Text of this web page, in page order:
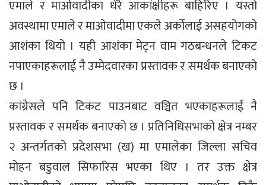
एमाले र माओवादीका धेरै आकांक्षीहरू बाहिरिए । यस्तो
अवस्थामा एमाले र माओवादीमा एकले अर्कोलाई असहयोगको
आशंका थियो । यही आशंका मेट्न वाम गठबन्धनले टिकट
नपाएकाहरूलाई नै उम्मेदवारका प्रस्तावक र समर्थक बनाएको
छ ।
कांग्रेसले पनि टिकट पाउनबाट वञ्चित भएकाहरूलाई नै
प्रस्तावक र समर्थक बनाएको छ । प्रतिनिधिसभाको क्षेत्र नम्बर
२ अन्तर्गतको प्रदेशसभा (ख) मा एमालेका जिल्ला सचिव
मोहन बडुवाल सिफारिस भएका थिए । तर उक्त क्षेत्र